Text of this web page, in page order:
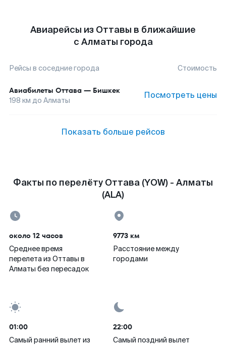
Авиарейсы из Оттавы в ближайшие
с Алматы города
Рейсы в соседние города Стоимость
Авиабилеты Оттава — Бишкек
198 км до Алматы Посмотреть цены
Показать больше рейсов
Факты по перелёту Оттава (YOW) - Алматы
(ALA)
около 12 часов
Среднее время
перелета из Оттавы в
Алматы без пересадок
9773 км
Расстояние между
городами
01:00
Самый ранний вылет из
22:00
Самый поздний вылет